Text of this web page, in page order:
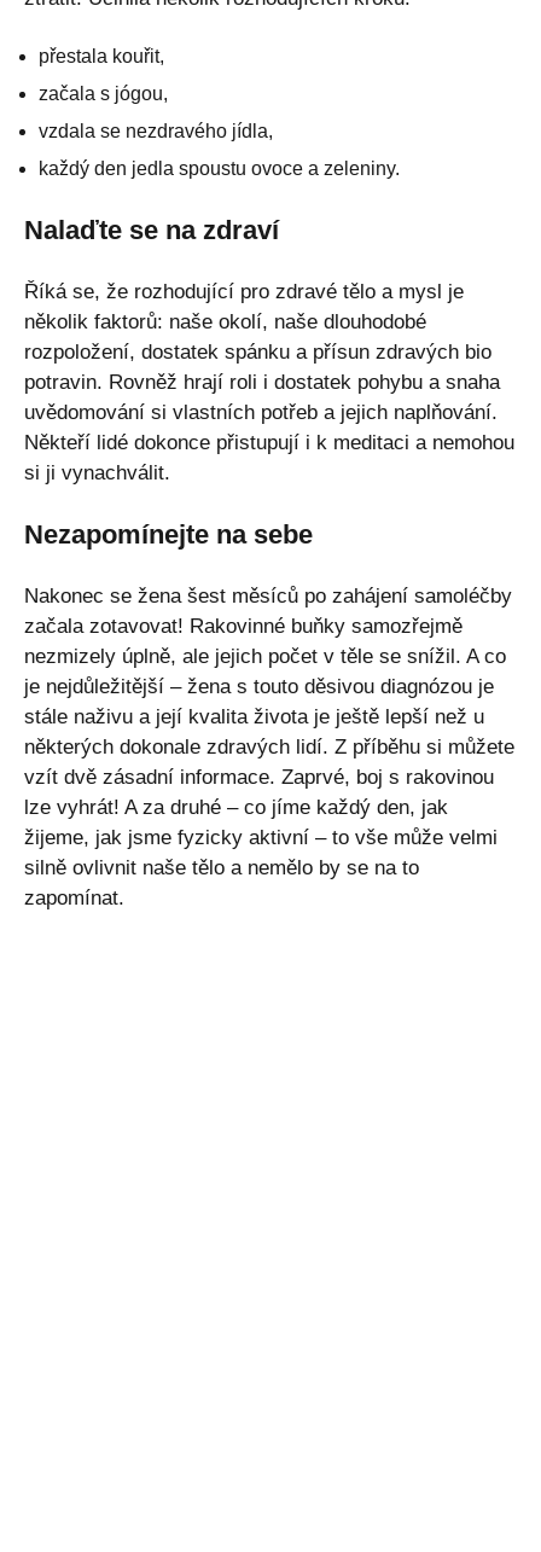
přestala kouřit,
začala s jógou,
vzdala se nezdravého jídla,
každý den jedla spoustu ovoce a zeleniny.
Nalaďte se na zdraví
Říká se, že rozhodující pro zdravé tělo a mysl je
několik faktorů: naše okolí, naše dlouhodobé
rozpoložení, dostatek spánku a přísun zdravých bio
potravin. Rovněž hrají roli i dostatek pohybu a snaha
uvědomování si vlastních potřeb a jejich naplňování.
Někteří lidé dokonce přistupují i k meditaci a nemohou
si ji vynachválit.
Nezapomínejte na sebe
Nakonec se žena šest měsíců po zahájení samoléčby
začala zotavovat! Rakovinné buňky samozřejmě
nezmizely úplně, ale jejich počet v těle se snížil. A co
je nejdůležitější – žena s touto děsivou diagnózou je
stále naživu a její kvalita života je ještě lepší než u
některých dokonale zdravých lidí. Z příběhu si můžete
vzít dvě zásadní informace. Zaprvé, boj s rakovinou
lze vyhrát! A za druhé – co jíme každý den, jak
žijeme, jak jsme fyzicky aktivní – to vše může velmi
silně ovlivnit naše tělo a nemělo by se na to
zapomínat.